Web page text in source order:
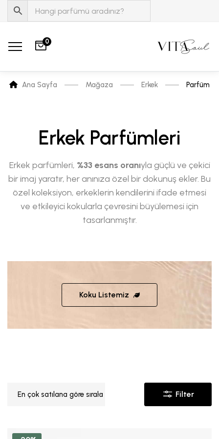
0
Ana Sayfa Mağaza Erkek Parfüm
Erkek Parfümleri
Erkek parfümleri, %33 esans oranıyla güçlü ve çekici
bir imaj yaratır, her anınıza özel bir dokunuş ekler. Bu
özel koleksiyon, erkeklerin kendilerini ifade etmesi
ve etkileyici kokularla çevresini büyülemesi için
tasarlanmıştır.
Koku Listemiz
En çok satılana göre sırala Filter